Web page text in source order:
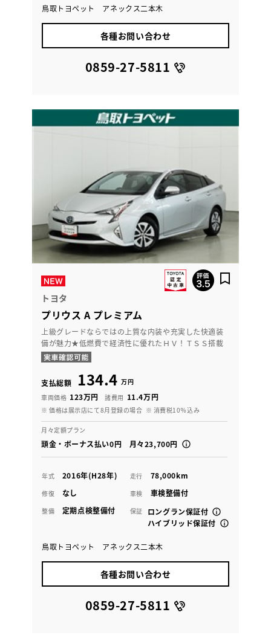
鳥取トヨペット アネックス二本木
各種お問い合わせ
0859-27-5811
トヨタ
プリウス A プレミアム
上級グレードならではの上質な内装や充実した快適装
備が魅力★低燃費で経済性に優れたＨＶ！ＴＳＳ搭載
支払総額 134.4 万円
車両価格 123万円 諸費用 11.4万円
※ 価格は展示店にて8月登録の場合 ※ 消費税10％込み
月々定額プラン
頭金・ボーナス払い0円 月々23,700円
年式 2016年(H28年) 走行 78,000km
修復 なし 車検 車検整備付
整備 定期点検整備付 保証
ロングラン保証付
ハイブリッド保証付
鳥取トヨペット アネックス二本木
各種お問い合わせ
0859-27-5811